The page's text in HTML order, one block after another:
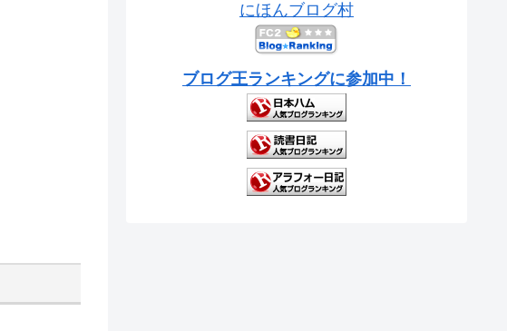
にほんブログ村
ブログ王ランキングに参加中！